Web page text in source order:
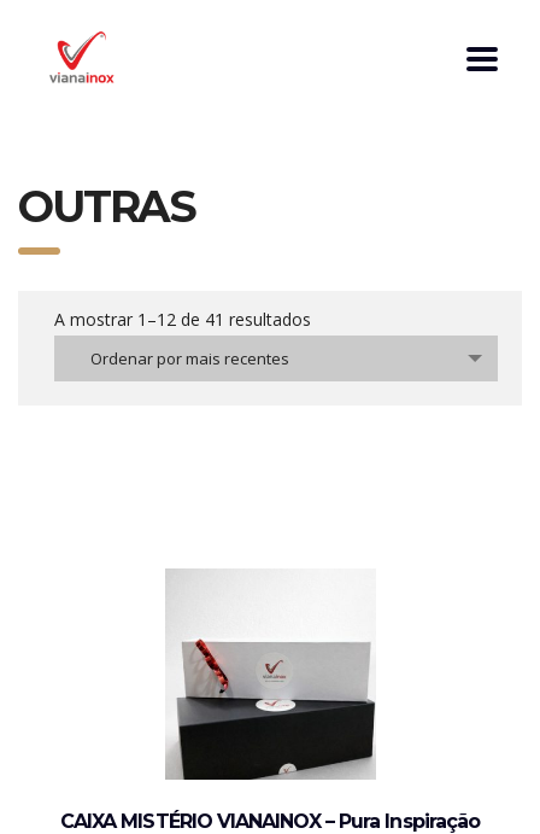
OUTRAS
A mostrar 1–12 de 41 resultados
Ordenar por mais recentes
CAIXA MISTÉRIO VIANAINOX – Pura Inspiração